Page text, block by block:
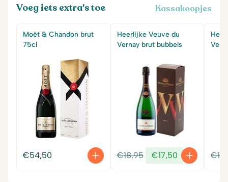
Voeg iets extra's toe Kassakoopjes
Moët & Chandon brut
75cl
€54,50
Heerlijke Veuve du
Vernay brut bubbels
€18,95
Oorspronkelijke
prijs
€17,50
Huidige
prijs
€